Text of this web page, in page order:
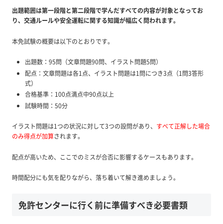
出題範囲は第一段階と第二段階で学んだすべての内容が対象となってお
り、交通ルールや安全運転に関する知識が幅広く問われます。
本免試験の概要は以下のとおりです。
出題数：95問（文章問題90問、イラスト問題5問）
配点：文章問題は各1点、イラスト問題は1問につき3点（1問3答形
式）
合格基準：100点満点中90点以上
試験時間：50分
イラスト問題は1つの状況に対して3つの設問があり、 すべて正解した場合
のみ得点が加算されます。
配点が高いため、ここでのミスが合否に影響するケースもあります。
時間配分にも気を配りながら、落ち着いて解き進めましょう。
免許センターに行く前に準備すべき必要書類